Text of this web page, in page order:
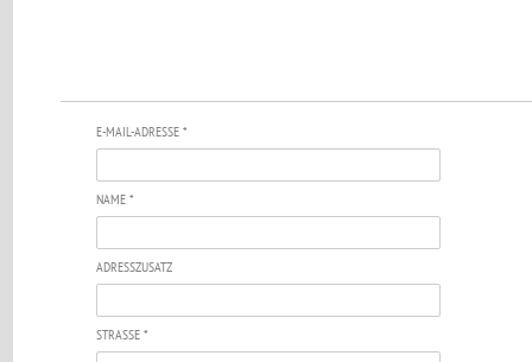
E-MAIL-ADRESSE *
NAME *
ADRESSZUSATZ
STRASSE *